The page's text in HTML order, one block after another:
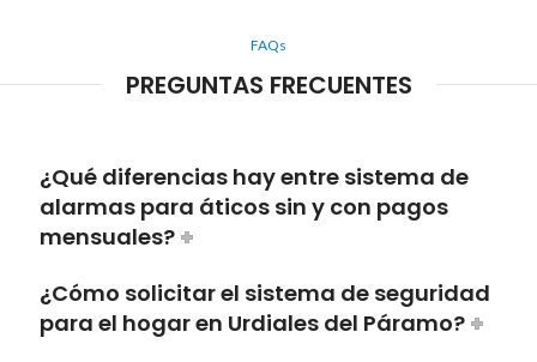
FAQs
PREGUNTAS FRECUENTES
¿Qué diferencias hay entre sistema de
alarmas para áticos sin y con pagos
mensuales?
¿Cómo solicitar el sistema de seguridad
para el hogar en Urdiales del Páramo?